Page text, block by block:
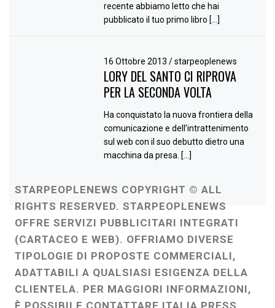
recente abbiamo letto che hai
pubblicato il tuo primo libro […]
16 Ottobre 2013/ starpeoplenews
LORY DEL SANTO CI RIPROVA
PER LA SECONDA VOLTA
Ha conquistato la nuova frontiera della
comunicazione e dell’intrattenimento
sul web con il suo debutto dietro una
macchina da presa. […]
STARPEOPLENEWS COPYRIGHT © ALL
RIGHTS RESERVED. STARPEOPLENEWS
OFFRE SERVIZI PUBBLICITARI INTEGRATI
(CARTACEO E WEB). OFFRIAMO DIVERSE
TIPOLOGIE DI PROPOSTE COMMERCIALI,
ADATTABILI A QUALSIASI ESIGENZA DELLA
CLIENTELA. PER MAGGIORI INFORMAZIONI,